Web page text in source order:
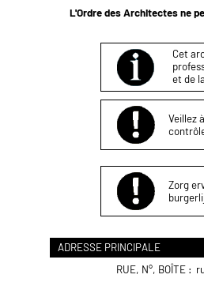
L'Ordre des Architectes ne
Cet
et de
Veillez
Zorg
ADRESSE PRINCIPALE
RUE, N°, BOÎTE :